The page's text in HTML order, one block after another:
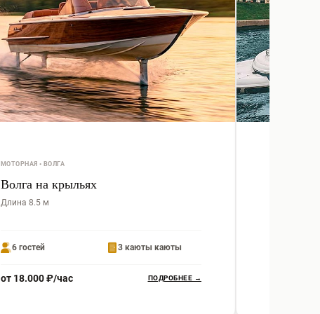
МОТОРНАЯ • ВОЛГА
Волга на крыльях
Длина 8.5 м
6 гостей 3 каюты каюты
от 18.000 ₽/час ПОДРОБНЕЕ →